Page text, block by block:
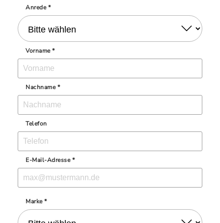
Anrede *
Vorname *
Nachname *
Telefon
E-Mail-Adresse *
Marke *